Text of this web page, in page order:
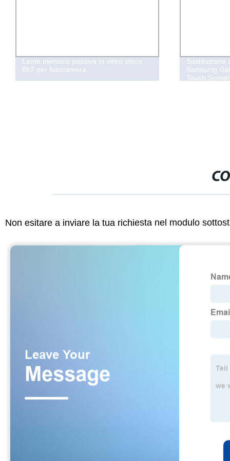
Lente menisco positiva in vetro ottico
Bk7 per fotocamera
Sostituzione
Samsung
Touch
Non esitare a inviare la tua richiesta nel modulo